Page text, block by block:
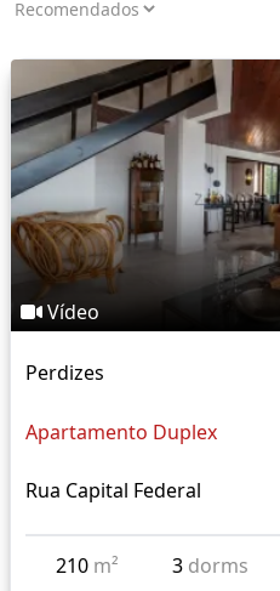
Vídeo
Perdizes
Apartamento Duplex
Rua Capital Federal
210 m² 3 dorms